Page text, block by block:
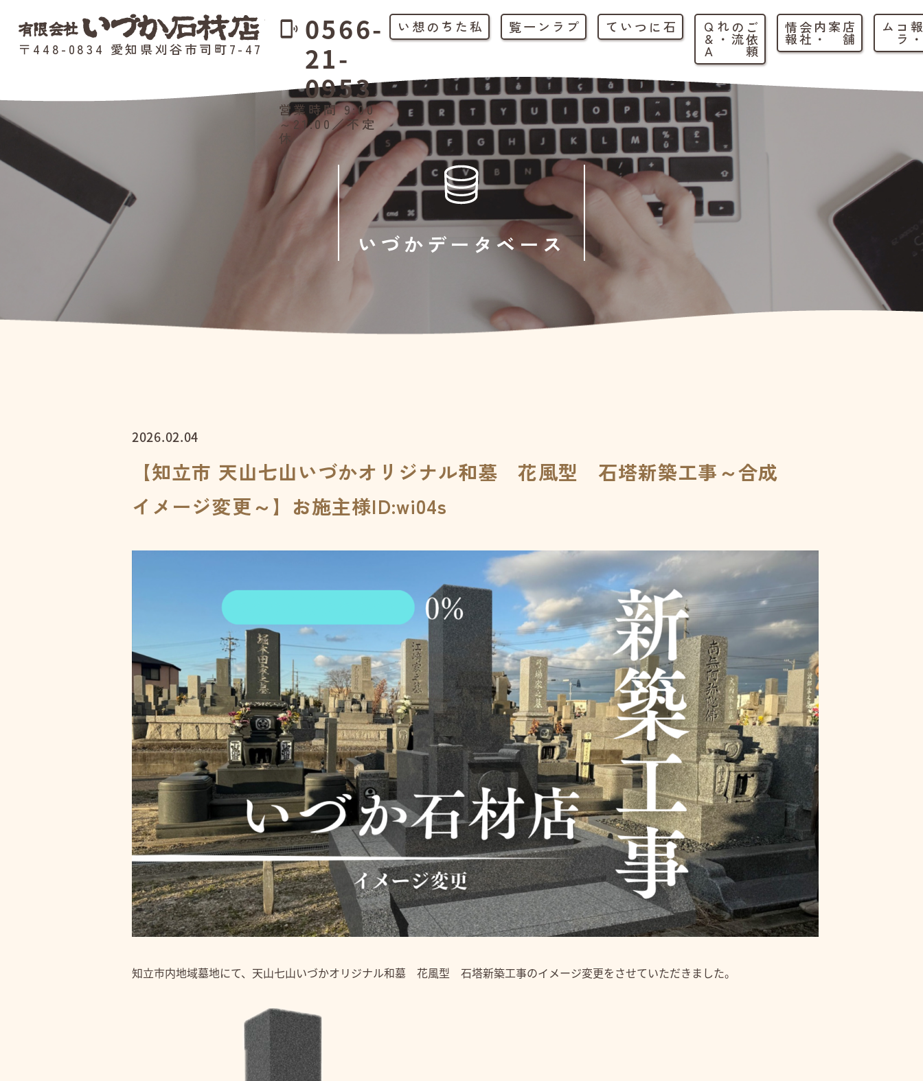
〒448-0834 愛知県刈谷市司町7-47
phonelink_ring 0566-
21-
0953
営業時間 9:00
～21:00／不定
休
私たちの想い プラン一覧 石について ご
依
頼
の
流
れ
・
Q
&
A 店
舗
案内
・
会
社
情
報
いづかデータベース
2026.02.04
【知立市 天山七山いづかオリジナル和墓 花風型 石塔新築工事～合成
イメージ変更～】お施主様ID:wi04s
知立市内地域墓地にて、天山七山いづかオリジナル和墓 花風型 石塔新築工事のイメージ変更をさせていただきました。